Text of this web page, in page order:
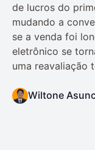
de lucros do
mudando a
se a venda foi
eletrônico se
uma reavaliação
Wiltone